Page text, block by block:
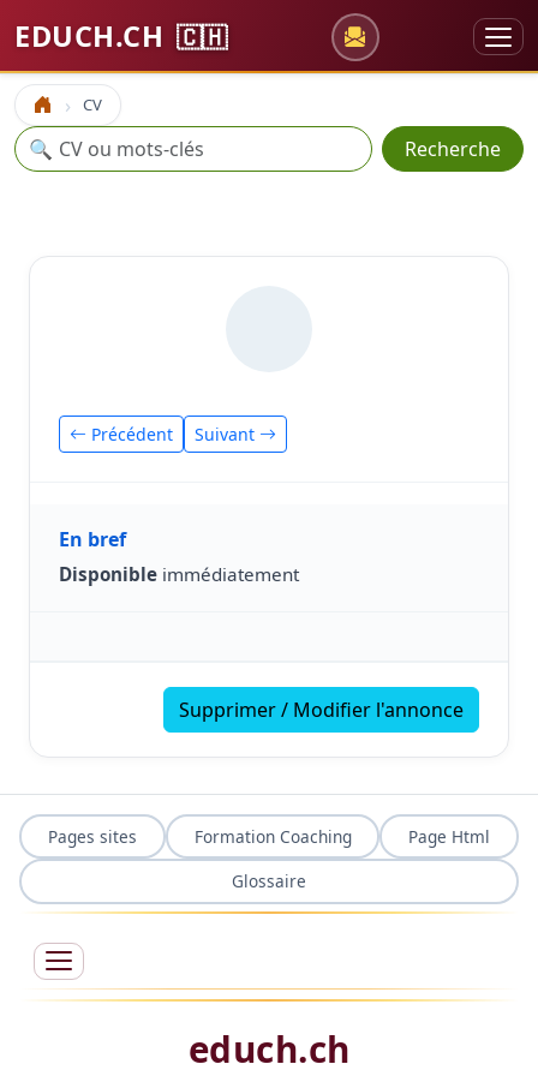
EDUCH.CH 🇨🇭
Accueil CV
Recherche
🔍 Recherche
Précédent Suivant
En bref
Disponible immédiatement
Supprimer / Modifier l'annonce
Pages sites Formation Coaching
Page Html
Glossaire
educh.ch